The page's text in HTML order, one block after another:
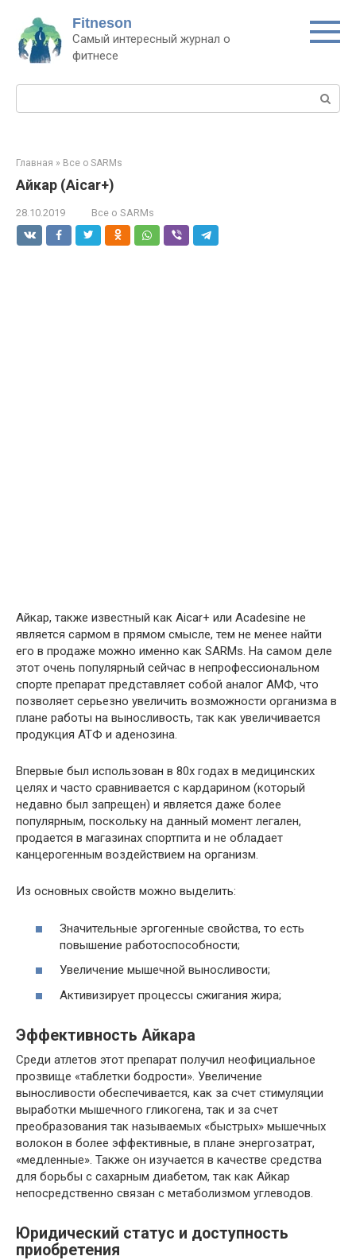
контенту
Fitneson
Самый интересный журнал о
фитнесе
Главная » Все о SARMs
Айкар (Aiсar+)
28.10.2019 Все о SARMs
Айкар, также известный как Aiсar+ или Acadesine не
является сармом в прямом смысле, тем не менее найти
его в продаже можно именно как SARMs. На самом деле
этот очень популярный сейчас в непрофессиональном
спорте препарат представляет собой аналог АМФ, что
позволяет серьезно увеличить возможности организма в
плане работы на выносливость, так как увеличивается
продукция АТФ и аденозина.
Впервые был использован в 80х годах в медицинских
целях и часто сравнивается с кардарином (который
недавно был запрещен) и является даже более
популярным, поскольку на данный момент легален,
продается в магазинах спортпита и не обладает
канцерогенным воздействием на организм.
Из основных свойств можно выделить:
Значительные эргогенные свойства, то есть
повышение работоспособности;
Увеличение мышечной выносливости;
Активизирует процессы сжигания жира;
Эффективность Айкара
Среди атлетов этот препарат получил неофициальное
прозвище «таблетки бодрости». Увеличение
выносливости обеспечивается, как за счет стимуляции
выработки мышечного гликогена, так и за счет
преобразования так называемых «быстрых» мышечных
волокон в более эффективные, в плане энергозатрат,
«медленные». Также он изучается в качестве средства
для борьбы с сахарным диабетом, так как Айкар
непосредственно связан с метаболизмом углеводов.
Юридический статус и доступность
приобретения